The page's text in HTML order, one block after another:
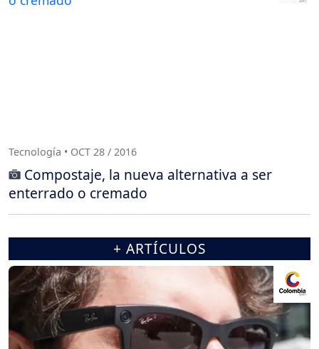
Tecnología • OCT 28 / 2016
Compostaje, la nueva alternativa a ser
enterrado o cremado
+ ARTÍCULOS